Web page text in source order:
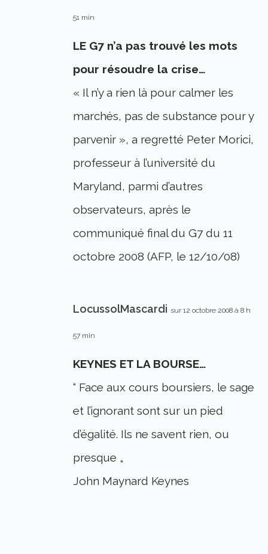
51 min
LE G7 n’a pas trouvé les mots
pour résoudre la crise…
« Il n’y a rien là pour calmer les
marchés, pas de substance pour y
parvenir », a regretté Peter Morici,
professeur à l’université du
Maryland, parmi d’autres
observateurs, après le
communiqué final du G7 du 11
octobre 2008 (AFP, le 12/10/08)
LocussolMascardi sur 12 octobre 2008 à 8 h
57 min
KEYNES ET LA BOURSE…
“ Face aux cours boursiers, le sage
et l’ignorant sont sur un pied
d’égalité. Ils ne savent rien, ou
presque „
John Maynard Keynes